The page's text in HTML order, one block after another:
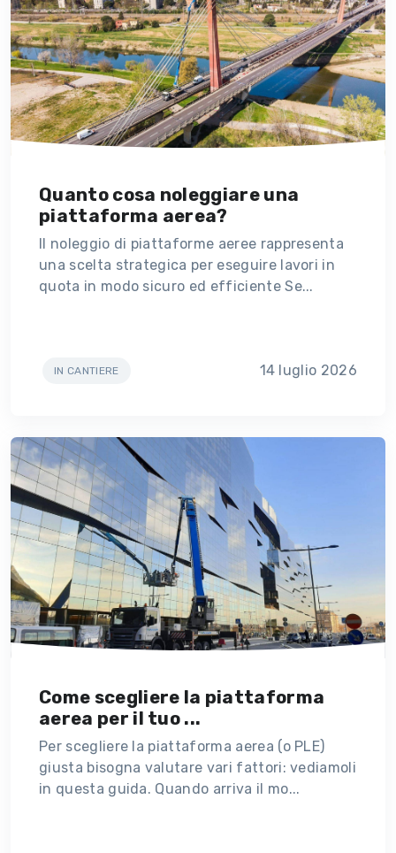
Quanto cosa noleggiare una
piattaforma aerea?
Il noleggio di piattaforme aeree rappresenta
una scelta strategica per eseguire lavori in
quota in modo sicuro ed efficiente Se...
IN CANTIERE 14 luglio 2026
Come scegliere la piattaforma
aerea per il tuo ...
Per scegliere la piattaforma aerea (o PLE)
giusta bisogna valutare vari fattori: vediamoli
in questa guida. Quando arriva il mo...